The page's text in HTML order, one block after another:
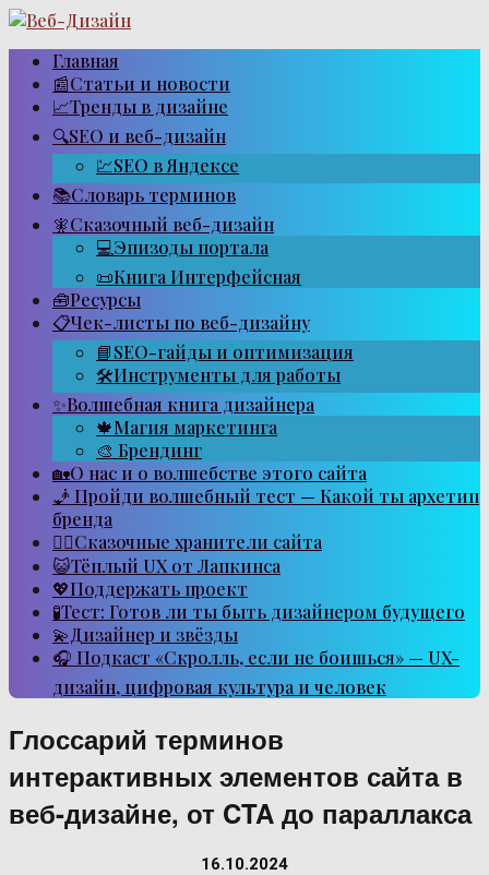
Перейти
контентуГлавная
📰Статьи и новости
📈Тренды в дизайне
🔍SEO и веб-дизайн
💹SEO в Яндексе
📚Словарь терминов
🧚Сказочный веб-дизайн
💻Эпизоды портала
📜Книга Интерфейсная
🧰Ресурсы
📋Чек-листы по веб-дизайну
📘SEO-гайды и оптимизация
🛠Инструменты для работы
✨Волшебная книга дизайнера
🍁Магия маркетинга
🎨 Брендинг
🏡О нас и о волшебстве этого сайта
🧞 Пройди волшебный тест — Какой ты архетип
бренда
🧙‍♂️Сказочные хранители сайта
😺Тёплый UX от Лапкинса
💖Поддержать проект
🧪Тест: Готов ли ты быть дизайнером будущего
💫Дизайнер и звёзды
🎧 Подкаст «Скролль, если не боишься» — UX-
дизайн, цифровая культура и человек
Глоссарий терминов
интерактивных элементов сайта в
веб-дизайне, от CTA до параллакса
16.10.2024